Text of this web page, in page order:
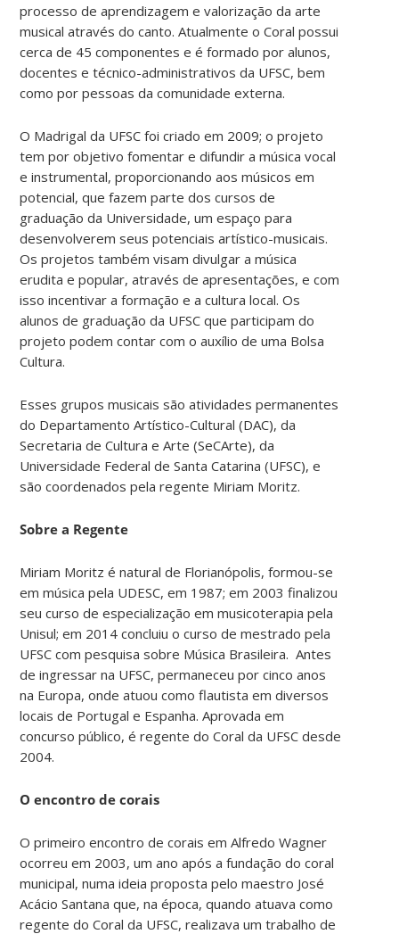
processo de aprendizagem e valorização da arte
musical através do canto. Atualmente o Coral possui
cerca de 45 componentes e é formado por alunos,
docentes e técnico-administrativos da UFSC, bem
como por pessoas da comunidade externa.
O Madrigal da UFSC foi criado em 2009; o projeto
tem por objetivo fomentar e difundir a música vocal
e instrumental, proporcionando aos músicos em
potencial, que fazem parte dos cursos de
graduação da Universidade, um espaço para
desenvolverem seus potenciais artístico-musicais.
Os projetos também visam divulgar a música
erudita e popular, através de apresentações, e com
isso incentivar a formação e a cultura local. Os
alunos de graduação da UFSC que participam do
projeto podem contar com o auxílio de uma Bolsa
Cultura.
Esses grupos musicais são atividades permanentes
do Departamento Artístico-Cultural (DAC), da
Secretaria de Cultura e Arte (SeCArte), da
Universidade Federal de Santa Catarina (UFSC), e
são coordenados pela regente Miriam Moritz.
Sobre a Regente
Miriam Moritz é natural de Florianópolis, formou-se
em música pela UDESC, em 1987; em 2003 finalizou
seu curso de especialização em musicoterapia pela
Unisul; em 2014 concluiu o curso de mestrado pela
UFSC com pesquisa sobre Música Brasileira. Antes
de ingressar na UFSC, permaneceu por cinco anos
na Europa, onde atuou como flautista em diversos
locais de Portugal e Espanha. Aprovada em
concurso público, é regente do Coral da UFSC desde
2004.
O encontro de corais
O primeiro encontro de corais em Alfredo Wagner
ocorreu em 2003, um ano após a fundação do coral
municipal, numa ideia proposta pelo maestro José
Acácio Santana que, na época, quando atuava como
regente do Coral da UFSC, realizava um trabalho de